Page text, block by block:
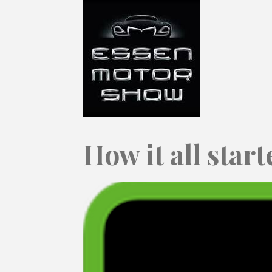
How it all